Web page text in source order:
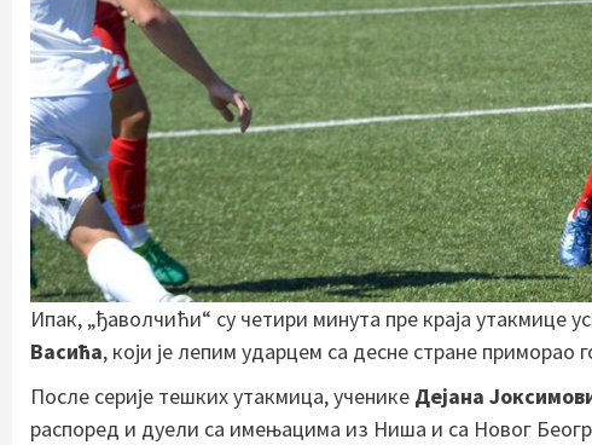
Ипак, „ђаволчићи“ су четири минута пре краја утакмице
Васића, који је лепим ударцем са десне стране приморао
После серије тешких утакмица, ученике Дејана
распоред и дуели са имењацима из Ниша и са Новог